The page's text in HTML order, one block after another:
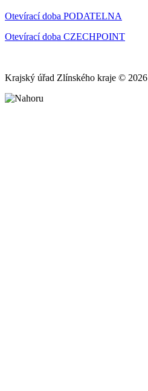
Otevírací doba PODATELNA
Otevírací doba CZECHPOINT
Krajský úřad Zlínského kraje © 2026